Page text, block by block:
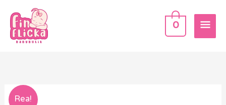
innehåll
0
Rea!
WOOPIE